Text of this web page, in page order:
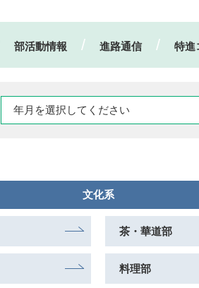
部活動情報 進路通信 特進
文化系
茶・華道部
料理部